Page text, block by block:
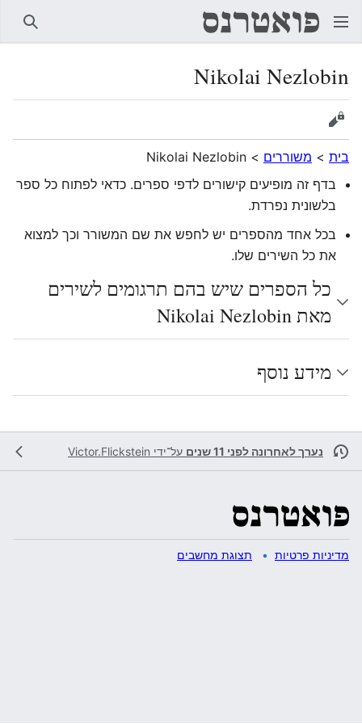
Nikolai Nezlobin
הצגת מקור
בית > משוררים >
Nikolai Nezlobin
בדף זה מופיעים קישורים לדפי ספרים. כדאי לפתוח כל ספר
בלשונית נפרדת.
בכל אחד מהספרים יש לחפש את שם המשורר וכך למצוא
את כל השירים שלו.
כל הספרים שיש בהם תרגומים לשירים
מאת Nikolai Nezlobin
מידע נוסף
נערך לאחרונה לפני 11 שנים על־ידי Victor.Flickstein
מדיניות פרטיות תצוגת מחשבים